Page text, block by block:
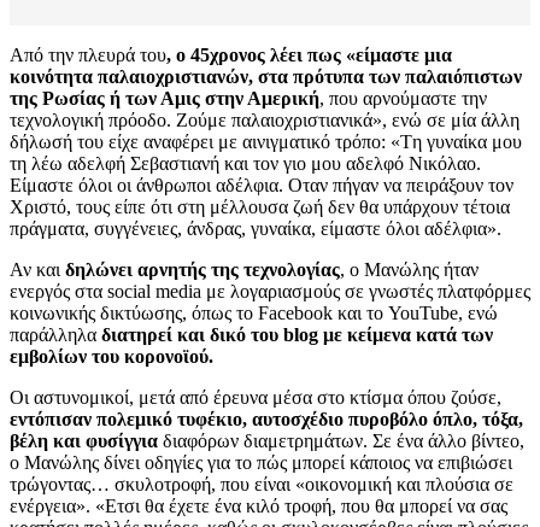
Από την πλευρά του, ο 45χρονος λέει πως «είμαστε μια
κοινότητα παλαιοχριστιανών, στα πρότυπα των παλαιόπιστων
της Ρωσίας ή των Αμις στην Αμερική, που αρνούμαστε την
τεχνολογική πρόοδο. Ζούμε παλαιοχριστιανικά», ενώ σε μία άλλη
δήλωσή του είχε αναφέρει με αινιγματικό τρόπο: «Tη γυναίκα μου
τη λέω αδελφή Σεβαστιανή και τον γιο μου αδελφό Νικόλαο.
Είμαστε όλοι οι άνθρωποι αδέλφια. Οταν πήγαν να πειράξουν τον
Χριστό, τους είπε ότι στη μέλλουσα ζωή δεν θα υπάρχουν τέτοια
πράγματα, συγγένειες, άνδρας, γυναίκα, είμαστε όλοι αδέλφια».
Αν και δηλώνει αρνητής της τεχνολογίας, ο Μανώλης ήταν
ενεργός στα social media με λογαριασμούς σε γνωστές πλατφόρμες
κοινωνικής δικτύωσης, όπως το Facebook και το YouTube, ενώ
παράλληλα διατηρεί και δικό του blog με κείμενα κατά των
εμβολίων του κορονοϊού.
Οι αστυνομικοί, μετά από έρευνα μέσα στο κτίσμα όπου ζούσε,
εντόπισαν πολεμικό τυφέκιο, αυτοσχέδιο πυροβόλο όπλο, τόξα,
βέλη και φυσίγγια διαφόρων διαμετρημάτων. Σε ένα άλλο βίντεο,
ο Μανώλης δίνει οδηγίες για το πώς μπορεί κάποιος να επιβιώσει
τρώγοντας… σκυλοτροφή, που είναι «οικονομική και πλούσια σε
ενέργεια». «Ετσι θα έχετε ένα κιλό τροφή, που θα μπορεί να σας